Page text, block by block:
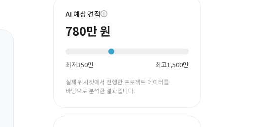
바로가기
AI 예상 견적
780만 원
최저350만 최고1,500만
실제 위시켓에서 진행한 프로젝트 데이터를
바탕으로 분석한 결과입니다.